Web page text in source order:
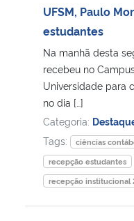
UFSM, Paulo
estudantes
Na manhã desta
recebeu no
Universidade para
no dia […]
Categoria:
Tags:
ciências
recepção estudantes
recepção